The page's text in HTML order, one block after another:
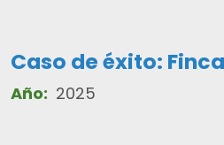
Caso de éxito:
Año: 2025